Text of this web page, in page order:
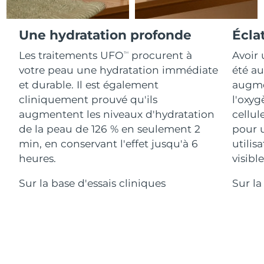
Une hydratation profonde
Les traitements UFOTM
procurent à
votre peau une hydratation immédiate
et durable. Il est également
cliniquement prouvé qu'ils
augmentent les niveaux d'hydratation
de la peau de 126 % en seulement 2
min, en conservant l'effet jusqu'à 6
heures.
Sur la base d'essais cliniques
Avoir
été
pour
Sur
For healthy hair
18% PAP
Cosmétiques Hommes
Acheter tout
FOREO APP
À PROPROS
Israël Livraison estimée
Italie Livraison estimée 8/11/26
Japon Livraison estimée8/14/26
Jersey Livraison estimée 8/16/26
Kazakhstan Livraison estimée 8/13/26
Koweït Livraison estimée 8/11/26
Lettonie Livraison estimée 8/11/26